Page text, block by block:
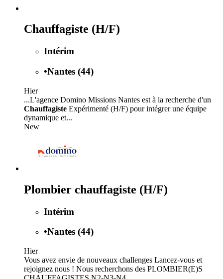
Chauffagiste (H/F)
Intérim
•Nantes (44)
Hier
...L'agence Domino Missions Nantes est à la recherche d'un
Chauffagiste Expérimenté (H/F) pour intégrer une équipe
dynamique et...
New
Plombier chauffagiste (H/F)
Intérim
•Nantes (44)
Hier
Vous avez envie de nouveaux challenges Lancez-vous et
rejoignez nous ! Nous recherchons des PLOMBIER(E)S